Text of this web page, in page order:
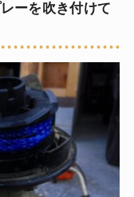
ーを吹き付けて